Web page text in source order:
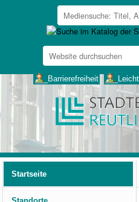
Website
durchsuchen
___Barrierefreiheit
Startseite